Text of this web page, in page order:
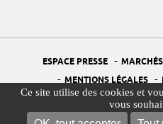
Ce site utilise des cookies et
vous
ESPACE PRESSE -
- MENTIONS LÉGALES -
PORTAIL DÉLÉGUÉ À LA
- GESTION